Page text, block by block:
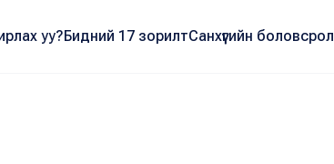
уу?Бидний 17 зорилтСанхүүгийн боловсрол